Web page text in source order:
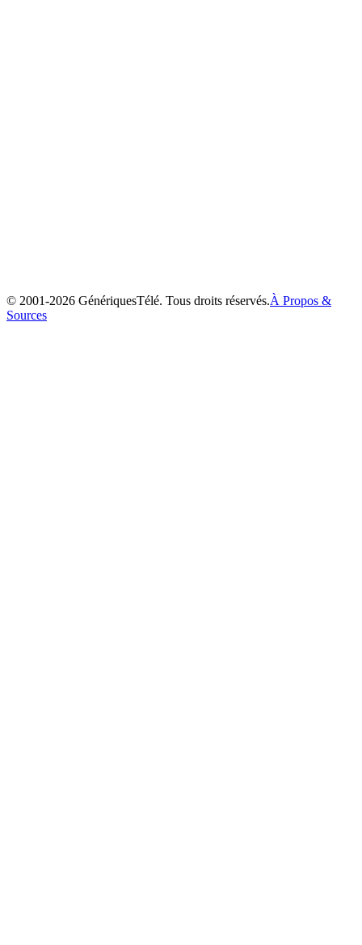
© 2001-2026 GénériquesTélé. Tous droits réservés.À Propos &
Sources